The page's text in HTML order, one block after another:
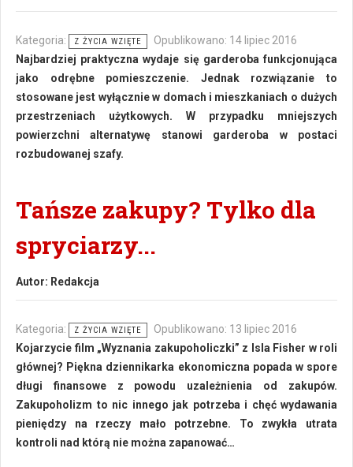
Kategoria: Z ŻYCIA WZIĘTE
Opublikowano: 14 lipiec 2016
Najbardziej praktyczna wydaje się garderoba funkcjonująca
jako odrębne pomieszczenie. Jednak rozwiązanie to
stosowane jest wyłącznie w domach i mieszkaniach o dużych
przestrzeniach użytkowych. W przypadku mniejszych
powierzchni alternatywę stanowi garderoba w postaci
rozbudowanej szafy.
Tańsze zakupy? Tylko dla
spryciarzy...
Autor: Redakcja
Kategoria: Z ŻYCIA WZIĘTE
Opublikowano: 13 lipiec 2016
Kojarzycie film „Wyznania zakupoholiczki” z Isla Fisher w roli
głównej? Piękna dziennikarka ekonomiczna popada w spore
długi finansowe z powodu uzależnienia od zakupów.
Zakupoholizm to nic innego jak potrzeba i chęć wydawania
pieniędzy na rzeczy mało potrzebne. To zwykła utrata
kontroli nad którą nie można zapanować…